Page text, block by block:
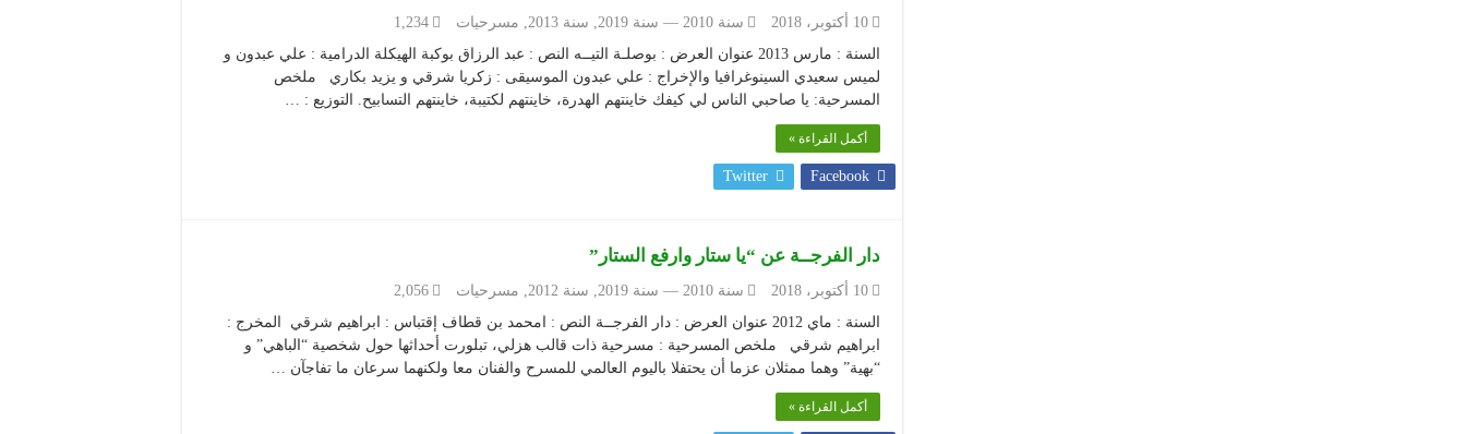
10 أكتوبر، 2018 سنة 2010 — سنة 2019 سنة 2013 مسرحيات
1,234
السنة : مارس 2013 عنوان العرض : بوصلـة التيــه النص : عبد الرزاق بوكبة الهيكلة الدرامية : علي عبدون و
لميس سعيدي السينوغرافيا والإخراج : علي عبدون الموسيقى : زكريا شرقي و يزيد بكاري ملخص
المسرحية: يا صاحبي الناس لي كيفك خاينتهم الهدرة، خاينتهم لكتيبة، خاينتهم التسابيح. التوزيع : …
أكمل القراءة »
Facebook
Twitter
دار الفرجــة عن “يا ستار وارفع الستار”
10 أكتوبر، 2018 سنة 2010 — سنة 2019 سنة 2012 مسرحيات
2,056
السنة : ماي 2012 عنوان العرض : دار الفرجــة النص : امحمد بن قطاف إقتباس : ابراهيم شرقي المخرج :
ابراهيم شرقي ملخص المسرحية : مسرحية ذات قالب هزلي، تبلورت أحداثها حول شخصية “الباهي” و
“بهية” وهما ممثلان عزما أن يحتفلا باليوم العالمي للمسرح والفنان معا ولكنهما سرعان ما تفاجآن …
أكمل القراءة »